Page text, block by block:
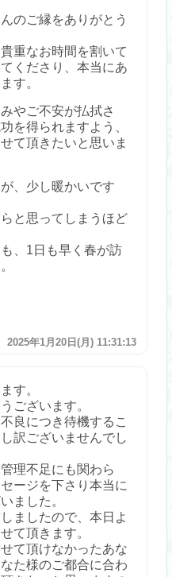
のご縁をありがとう
重なお時間を割いて
くださり、本当にあ
す。
やご不安が払拭さ
を得られますよう、
て頂きたいと思いま
、少し暖かいです
と思ってしまうほど
、1日も早く春が訪
2025年1月20日(月) 11:31:13
す。
ございます。
良につき待機するこ
訳ございませんでし
理不足にも関わら
ージを下さり本当に
ました。
ましたので、本日よ
て頂きます。
て頂けなかったあな
た様のご都合に合わ